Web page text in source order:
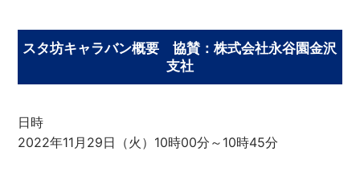
スタ坊キャラバン概要 協賛：株式会社永谷園金沢
支社
日時
2022年11月29日（火）10時00分～10時45分